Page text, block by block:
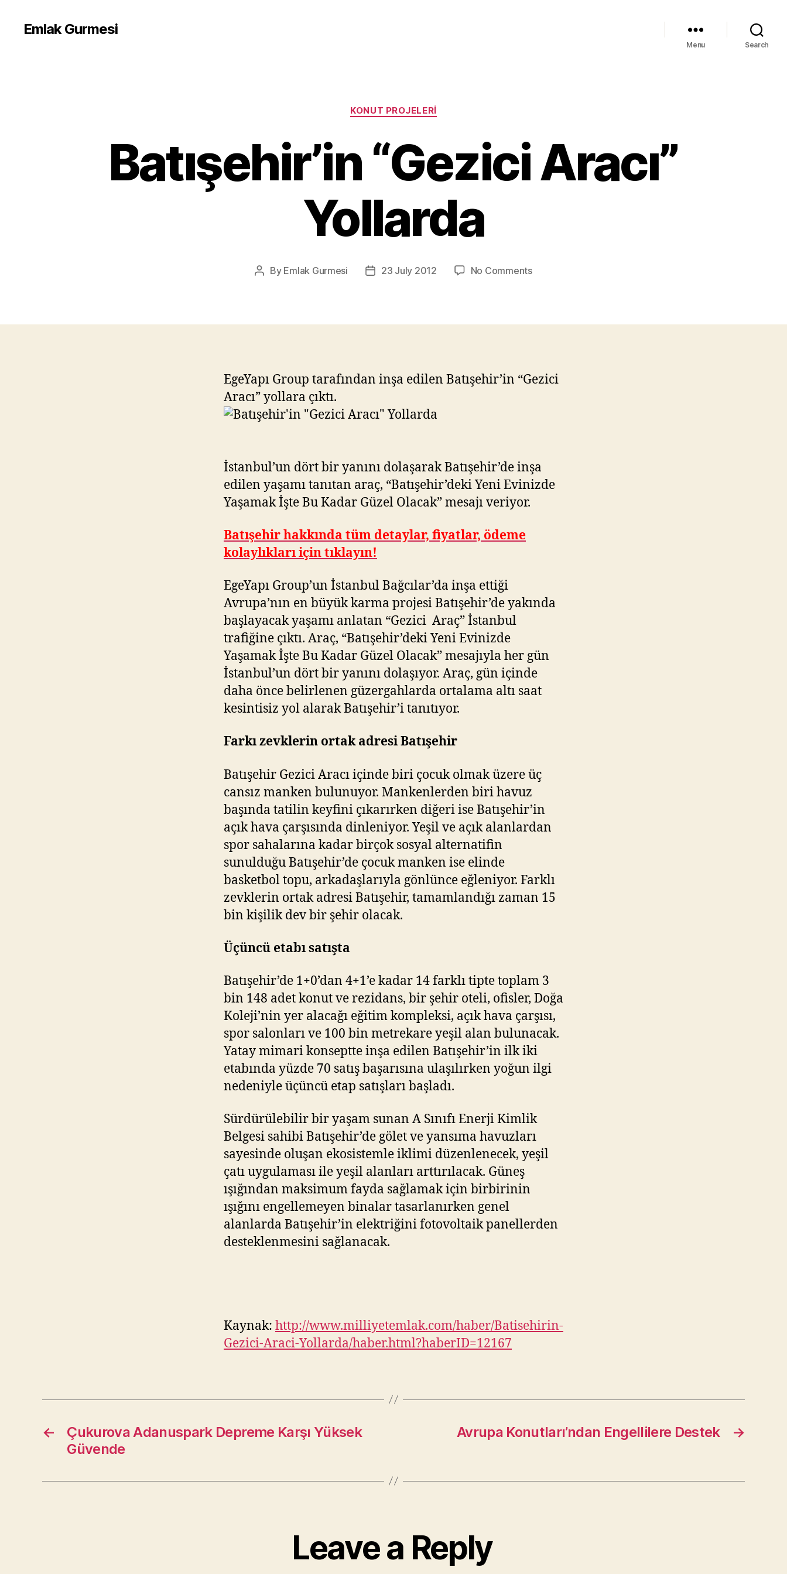
Emlak Gurmesi
Menu Search
Categories
KONUT PROJELERI
Batışehir’in “Gezici Aracı”
Yollarda
Post
By Emlak Gurmesi
Post23 July 2012 No Commentson
Yollarda
EgeYapı Group tarafından inşa edilen Batışehir’in “Gezici
Aracı” yollara çıktı.
İstanbul’un dört bir yanını dolaşarak Batışehir’de inşa
edilen yaşamı tanıtan araç, “Batışehir’deki Yeni Evinizde
Yaşamak İşte Bu Kadar Güzel Olacak” mesajı veriyor.
Batışehir hakkında tüm detaylar, fiyatlar, ödeme
kolaylıkları için tıklayın!
EgeYapı Group’un İstanbul Bağcılar’da inşa ettiği
Avrupa’nın en büyük karma projesi Batışehir’de yakında
başlayacak yaşamı anlatan “Gezici Araç” İstanbul
trafiğine çıktı. Araç, “Batışehir’deki Yeni Evinizde
Yaşamak İşte Bu Kadar Güzel Olacak” mesajıyla her gün
İstanbul’un dört bir yanını dolaşıyor. Araç, gün içinde
daha önce belirlenen güzergahlarda ortalama altı saat
kesintisiz yol alarak Batışehir’i tanıtıyor.
Farkı zevklerin ortak adresi Batışehir
Batışehir Gezici Aracı içinde biri çocuk olmak üzere üç
cansız manken bulunuyor. Mankenlerden biri havuz
başında tatilin keyfini çıkarırken diğeri ise Batışehir’in
açık hava çarşısında dinleniyor. Yeşil ve açık alanlardan
spor sahalarına kadar birçok sosyal alternatifin
sunulduğu Batışehir’de çocuk manken ise elinde
basketbol topu, arkadaşlarıyla gönlünce eğleniyor. Farklı
zevklerin ortak adresi Batışehir, tamamlandığı zaman 15
bin kişilik dev bir şehir olacak.
Üçüncü etabı satışta
Batışehir’de 1+0’dan 4+1’e kadar 14 farklı tipte toplam 3
bin 148 adet konut ve rezidans, bir şehir oteli, ofisler, Doğa
Koleji’nin yer alacağı eğitim kompleksi, açık hava çarşısı,
spor salonları ve 100 bin metrekare yeşil alan bulunacak.
Yatay mimari konseptte inşa edilen Batışehir’in ilk iki
etabında yüzde 70 satış başarısına ulaşılırken yoğun ilgi
nedeniyle üçüncü etap satışları başladı.
Sürdürülebilir bir yaşam sunan A Sınıfı Enerji Kimlik
Belgesi sahibi Batışehir’de gölet ve yansıma havuzları
sayesinde oluşan ekosistemle iklimi düzenlenecek, yeşil
çatı uygulaması ile yeşil alanları arttırılacak. Güneş
ışığından maksimum fayda sağlamak için birbirinin
ışığını engellemeyen binalar tasarlanırken genel
alanlarda Batışehir’in elektriğini fotovoltaik panellerden
desteklenmesini sağlanacak.
Kaynak: http://www.milliyetemlak.com/haber/Batisehirin-
Gezici-Araci-Yollarda/haber.html?haberID=12167
←
Çukurova Adanuspark Depreme Karşı Yüksek
Güvende
→
Avrupa Konutları’ndan Engellilere Destek
Leave a Reply